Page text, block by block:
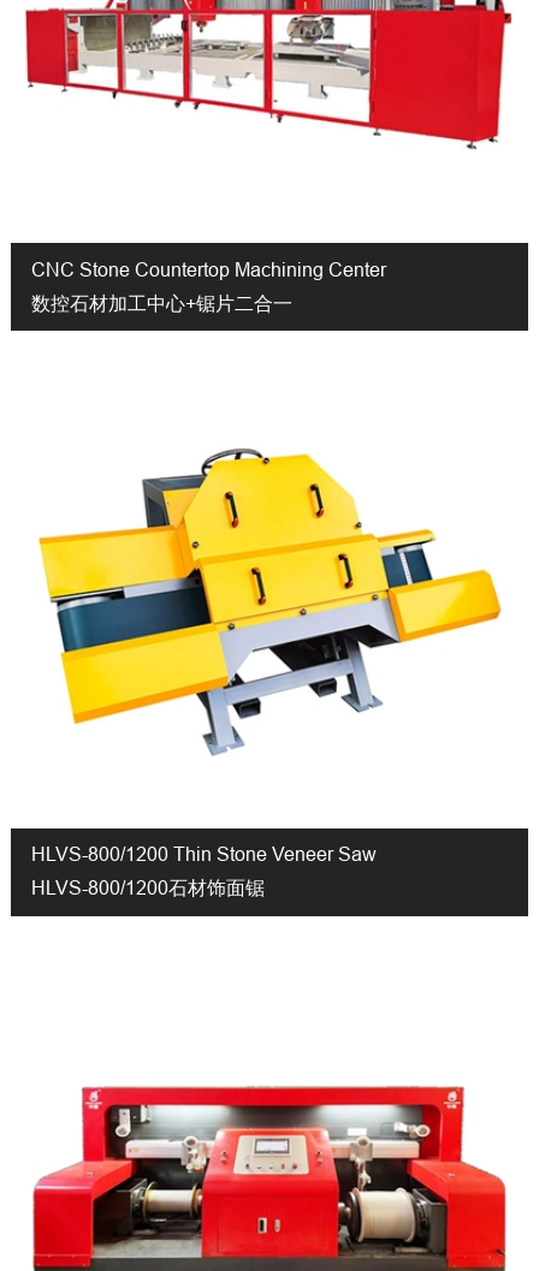
CNC Stone Countertop Machining Center
数控石材加工中心+锯片二合一
HLVS-800/1200 Thin Stone Veneer Saw
HLVS-800/1200石材饰面锯